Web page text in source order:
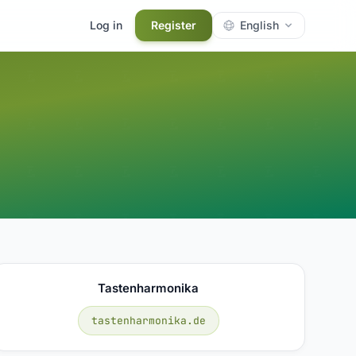
Log in Register English
Tastenharmonika
tastenharmonika.de